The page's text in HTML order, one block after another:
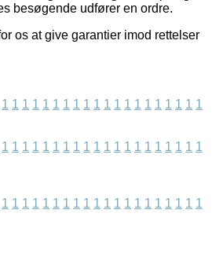
besøgende udfører en ordre.
os at give garantier imod rettelser
1 1 1 1 1 1 1 1 1 1 1 1 1 1 1 1 1 1 1 1
1 1 1 1 1 1 1 1 1 1 1 1 1 1 1 1 1 1 1 1
1 1 1 1 1 1 1 1 1 1 1 1 1 1 1 1 1 1 1 1